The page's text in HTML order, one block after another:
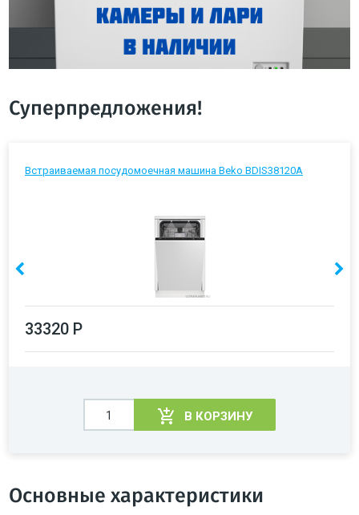
Суперпредложения!
Встраиваемая посудомоечная машина Beko BDIS38120A
33320 Р
В КОРЗИНУ
Основные характеристики